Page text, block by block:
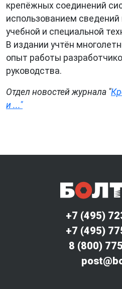
крепёжных соединений
использованием сведений
учебной и специальной
В издании учтён
опыт работы
руководства.
Отдел новостей журнала "
и ..."
+7 (495)
+7 (495)
8 (800)